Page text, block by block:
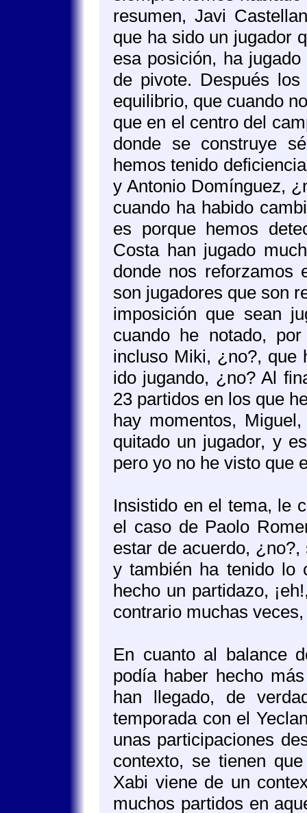
resumen, Javi
que ha sido un jugador
esa posición, ha
de pivote. Después
equilibrio, que cuando
que en el centro del
donde se construye
hemos tenido
y Antonio Domínguez,
cuando ha habido
es porque hemos
Costa han jugado
donde nos reforzamos
son jugadores que son
imposición que sean
cuando he notado,
incluso Miki, ¿no?, que
ido jugando, ¿no? Al
23 partidos en los que
hay momentos,
quitado un jugador, y
pero yo no he visto que
Insistido en el tema, le
el caso de Paolo
estar de acuerdo,
y también ha tenido lo
hecho un partidazo,
contrario muchas
En cuanto al balance
podía haber hecho
han llegado, de
temporada con el
unas participaciones
contexto, se tienen
Xabi viene de un
muchos partidos en